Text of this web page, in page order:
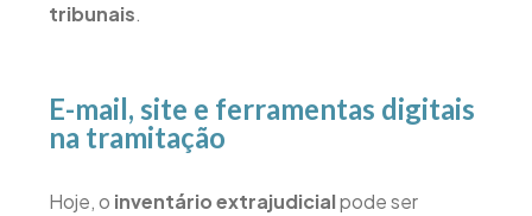
tribunais.
E-mail, site e ferramentas digitais
na tramitação
Hoje, o inventário extrajudicialpode ser